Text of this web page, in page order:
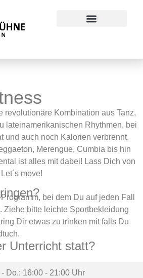
revolutionäre Kombination aus Tanz,
lateinamerikanischen Rhythmen, bei
und auch noch Kalorien verbrennt.
Merengue, Cumbia bis hin
ist alles mit dabei! Lass Dich von
move!
bei dem Du auf jeden Fall
Ziehe bitte leichte Sportbekleidung
Dir etwas zu trinken mit falls Du
Unterricht statt?
- Do.: 16:00 - 21:00 Uhr